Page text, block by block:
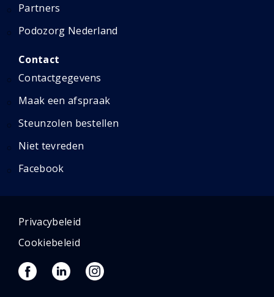
Partners
Podozorg Nederland
Contact
Contactgegevens
Maak een afspraak
Steunzolen bestellen
Niet tevreden
Facebook
Privacybeleid
Cookiebeleid